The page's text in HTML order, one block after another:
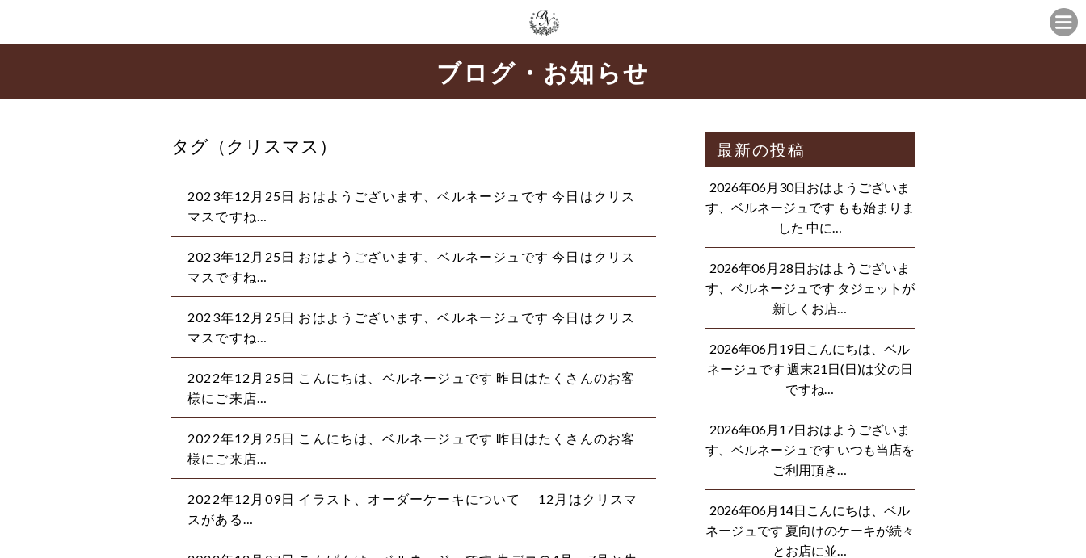
ブログ・お知らせ
タグ（クリスマス）
2023年12月25日 おはようございます、ベルネージュです 今日はクリス
マスですね…
2023年12月25日 おはようございます、ベルネージュです 今日はクリス
マスですね…
2023年12月25日 おはようございます、ベルネージュです 今日はクリス
マスですね…
2022年12月25日 こんにちは、ベルネージュです 昨日はたくさんのお客
様にご来店…
2022年12月25日 こんにちは、ベルネージュです 昨日はたくさんのお客
様にご来店…
2022年12月09日 イラスト、オーダーケーキについて 12月はクリスマ
スがある…
最新の投稿
2026年06月30日おはようございま
す、ベルネージュです もも始まりま
した 中に…
2026年06月28日おはようございま
す、ベルネージュです タジェットが
新しくお店…
2026年06月19日こんにちは、ベル
ネージュです 週末21日(日)は父の日
ですね…
2026年06月17日おはようございま
す、ベルネージュです いつも当店を
ご利用頂き…
2026年06月14日こんにちは、ベル
ネージュです 夏向けのケーキが続々
とお店に並…